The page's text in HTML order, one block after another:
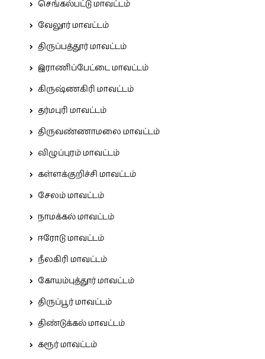
செங்கல்பட்டு மாவட்டம்
வேலூர் மாவட்டம்
திருப்பத்தூர் மாவட்டம்
இராணிப்பேட்டை மாவட்டம்
கிருஷ்ணகிரி மாவட்டம்
தர்மபுரி மாவட்டம்
திருவண்ணாமலை மாவட்டம்
விழுப்புரம் மாவட்டம்
கள்ளக்குறிச்சி மாவட்டம்
சேலம் மாவட்டம்
நாமக்கல் மாவட்டம்
ஈரோடு மாவட்டம்
நீலகிரி மாவட்டம்
கோயம்புத்தூர் மாவட்டம்
திருப்பூர் மாவட்டம்
திண்டுக்கல் மாவட்டம்
கரூர் மாவட்டம்